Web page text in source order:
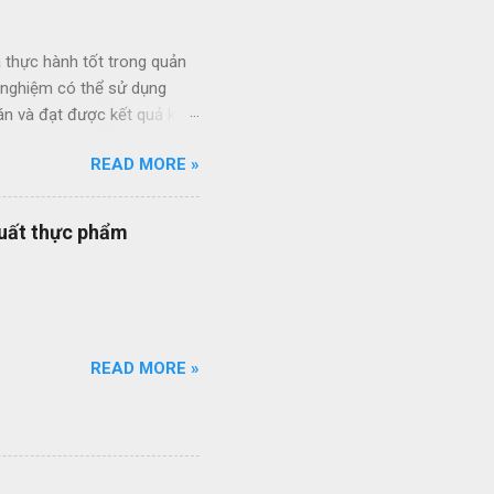
thực hành tốt trong quản
có thể sử dụng
và đạt được kết quả kinh
hiệu quả thông qua
của nhân viên quản lý dự
trình quản lý dự án
trình ISO của bạn đang
số bộ quy trình của
READ MORE »
thực phẩm
READ MORE »